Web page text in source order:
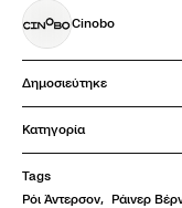
Cinobo
Δημοσιεύτηκε
Κατηγορία
Tags
Ρόι Άντερσον, Ράινερ